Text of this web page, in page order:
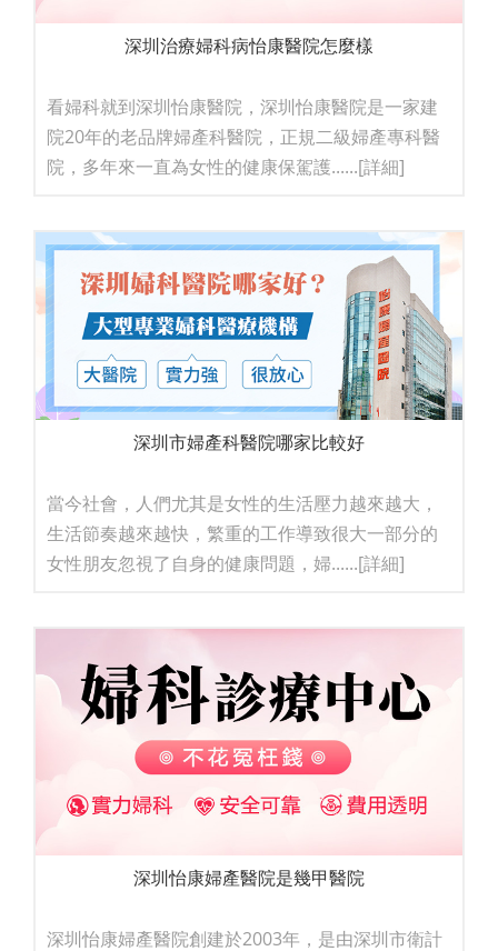
深圳治療婦科病怡康醫院怎麼樣
看婦科就到深圳怡康醫院，深圳怡康醫院是一家建
院20年的老品牌婦產科醫院，正規二級婦產專科醫
院，多年來一直為女性的健康保駕護......[詳細]
深圳市婦產科醫院哪家比較好
當今社會，人們尤其是女性的生活壓力越來越大，
生活節奏越來越快，繁重的工作導致很大一部分的
女性朋友忽視了自身的健康問題，婦......[詳細]
深圳怡康婦產醫院是幾甲醫院
深圳怡康婦產醫院創建於2003年，是由深圳市衛計